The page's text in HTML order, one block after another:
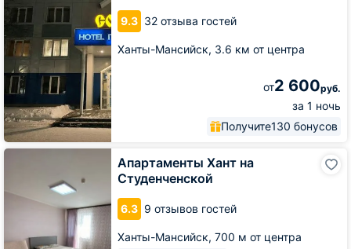
9.3 32 отзыва гостей
Ханты-Мансийск, 3.6 км от центра
от2 600руб.
за 1 ночь
Получите130 бонусов
Апартаменты Хант на
Студенченской
6.3 9 отзывов гостей
Ханты-Мансийск, 700 м от центра
Апартаменты
Студенченской